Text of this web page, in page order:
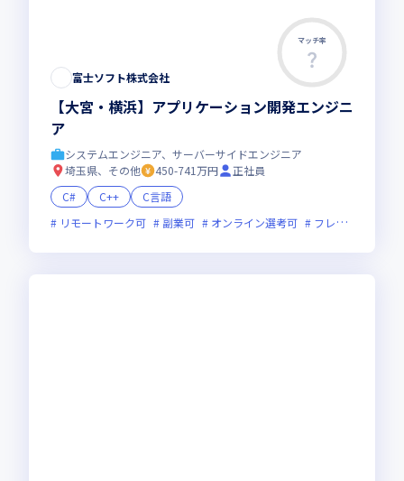
マッチ率
富士ソフト株式会社
【大宮・横浜】アプリケーション開発エンジニ
ア
システムエンジニア、サーバーサイドエンジニア
埼玉県、その他
450-741万円
正社員
C#
C++
C言語
リモートワーク可
副業可 オンライン選考可 フレックス制度あり